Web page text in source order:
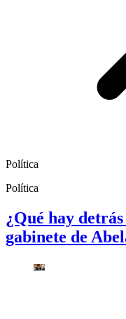
Política
Política
¿Qué hay
gabinete de